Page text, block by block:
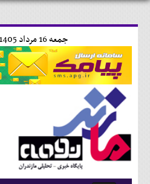
جمعه 16 مرداد 1405-4:37-